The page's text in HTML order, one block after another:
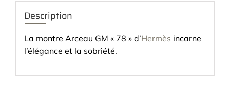
Description
La montre Arceau GM « 78 » d’Hermès incarne
l’élégance et la sobriété.